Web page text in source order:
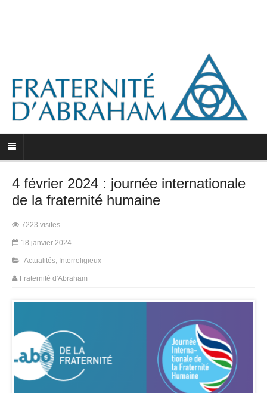
4 février 2024 : journée internationale
de la fraternité humaine
7223 visites
18 janvier 2024
Actualités, Interreligieux
Fraternité d'Abraham